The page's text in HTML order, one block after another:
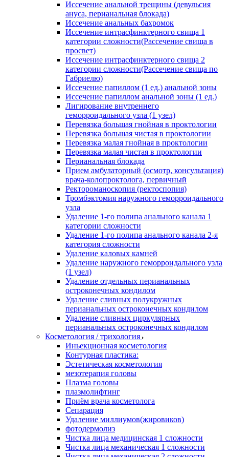
Иссечение анальной трещины (девульсия
ануса, перианальная блокада)
Иссечение анальных бахромок
Иссечение интрасфинктерного свища 1
категории сложности(Рассечение свища в
просвет)
Иссечение интрасфинктерного свища 2
категории сложности(Рассечение свища по
Габриелю)
Иссечение папиллом (1 ед.) анальной зоны
Иссечение папиллом анальной зоны (1 ед.)
Лигирование внутреннего
геморроидального узла (1 узел)
Перевязка большая гнойная в проктологии
Перевязка большая чистая в проктологии
Перевязка малая гнойная в проктологии
Перевязка малая чистая в проктологии
Перианальная блокада
Прием амбулаторный (осмотр, консультация)
врача-колопроктолога, первичный
Ректороманоскопия (ректоспопия)
Тромбэктомия наружного геморроидального
узла
Удаление 1-го полипа анального канала 1
категории сложности
Удаление 1-го полипа анального канала 2-я
категория сложности
Удаление каловых камней
Удаление наружного геморроидального узла
(1 узел)
Удаление отдельных перианальных
остроконечных кондилом
Удаление сливных полукружных
перианальных остроконечных кондилом
Удаление сливных циркулярных
перианальных остроконечных кондилом
Косметология / трихология
Иньекционная косметология
Контурная пластика:
Эстетическая косметология
мезотерапия головы
Плазма головы
плазмолифтинг
Приём врача косметолога
Сепарация
Удаление миллиумов(жировиков)
фотодермолиз
Чистка лица медицинская 1 сложности
Чистка лица механическая 1 сложности